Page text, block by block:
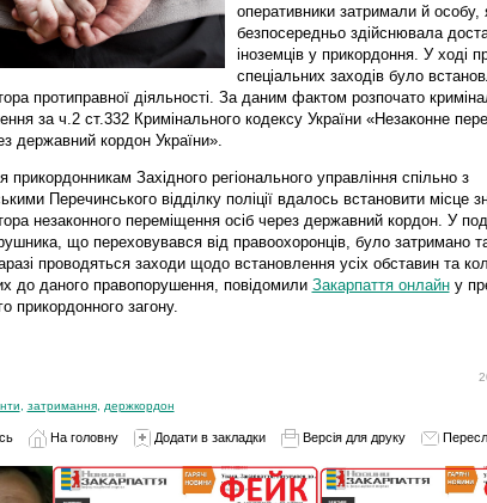
оперативники затримали й особу,
безпосередньо здійснювала
іноземців у прикордоння. У ході
спеціальних заходів було
протиправної діяльності. За даним фактом розпочато
за ч.2 ст.332 Кримінального кодексу України «Незаконне
державний кордон України».
прикордонникам Західного регіонального управління спільно з
Перечинського відділку поліції вдалось встановити місце
незаконного переміщення осіб через державний кордон. У
що переховувався від правоохоронців, було затримано
проводяться заходи щодо встановлення усіх обставин та
до даного правопорушення, повідомили Закарпаття онлайну
прикордонного загону.
затримання, держкордон
На головну Додати в закладки Версія для друку